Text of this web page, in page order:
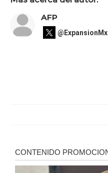
AFP
@ExpansionMx